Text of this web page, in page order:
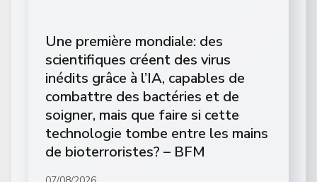
Une première mondiale: des
scientifiques créent des virus
inédits grâce à l’IA, capables de
combattre des bactéries et de
soigner, mais que faire si cette
technologie tombe entre les mains
de bioterroristes? – BFM